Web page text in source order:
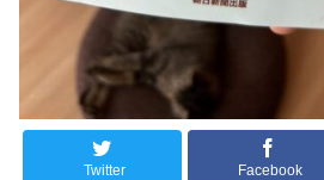
Twitter Facebook